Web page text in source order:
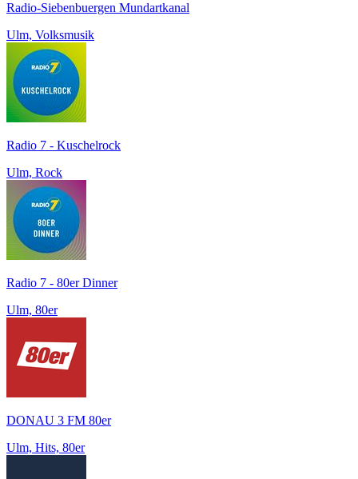
Radio-Siebenbuergen Mundartkanal
Ulm, Volksmusik
Radio 7 - Kuschelrock
Ulm, Rock
Radio 7 - 80er Dinner
Ulm, 80er
DONAU 3 FM 80er
Ulm, Hits, 80er